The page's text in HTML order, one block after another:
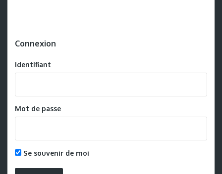
Connexion
Identifiant
Mot de passe
Se souvenir de moi